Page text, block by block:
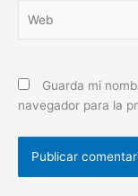
Guarda mi
navegador para la